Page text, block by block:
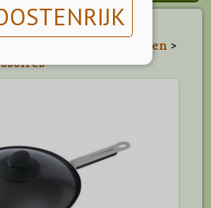
Wokken & Braden >